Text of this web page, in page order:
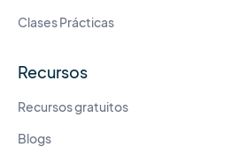
Clases Prácticas
Recursos
Recursos gratuitos
Blogs